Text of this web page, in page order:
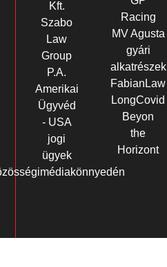
Kft.
Szabo
Law
Group
P.A.
Amerikai
Ügyvéd
- USA
jogi
ügyek
Racing
MV Agusta
gyári
alkatrészek
FabianLaw
LongCovid
Beyon
the
Horizont